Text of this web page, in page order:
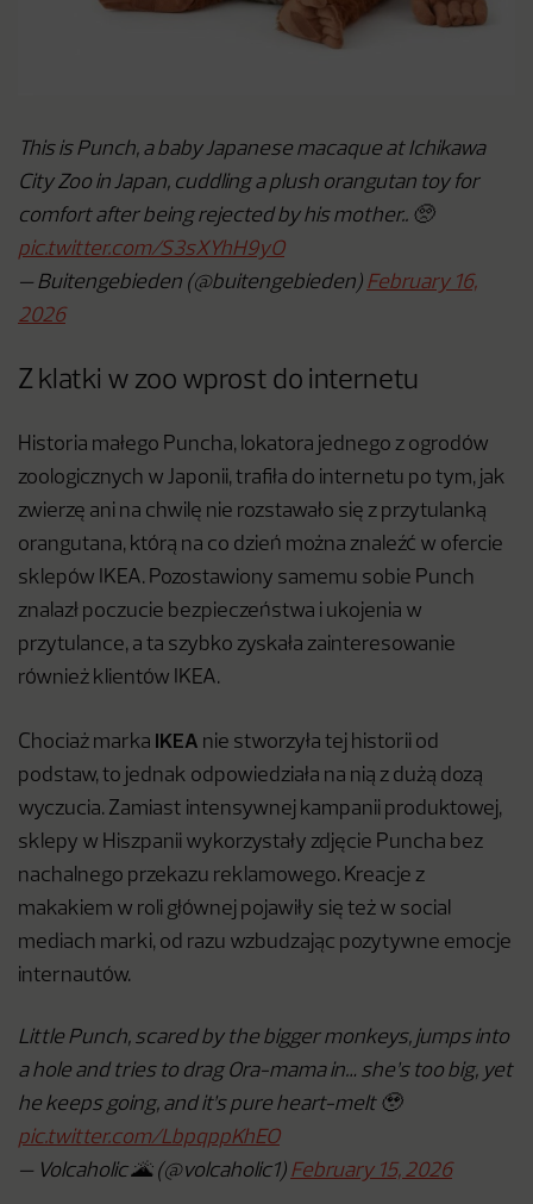
This is Punch, a baby Japanese macaque at Ichikawa
City Zoo in Japan, cuddling a plush orangutan toy for
comfort after being rejected by his mother.. 🥺
pic.twitter.com/S3sXYhH9yO
— Buitengebieden (@buitengebieden) February 16,
2026
Z klatki w zoo wprost do internetu
Historia małego Puncha, lokatora jednego z ogrodów
zoologicznych w Japonii, trafiła do internetu po tym, jak
zwierzę ani na chwilę nie rozstawało się z przytulanką
orangutana, którą na co dzień można znaleźć w ofercie
sklepów IKEA. Pozostawiony samemu sobie Punch
znalazł poczucie bezpieczeństwa i ukojenia w
przytulance, a ta szybko zyskała zainteresowanie
również klientów IKEA.
Chociaż marka IKEA nie stworzyła tej historii od
podstaw, to jednak odpowiedziała na nią z dużą dozą
wyczucia. Zamiast intensywnej kampanii produktowej,
sklepy w Hiszpanii wykorzystały zdjęcie Puncha bez
nachalnego przekazu reklamowego. Kreacje z
makakiem w roli głównej pojawiły się też w social
mediach marki, od razu wzbudzając pozytywne emocje
internautów.
Little Punch, scared by the bigger monkeys, jumps into
a hole and tries to drag Ora-mama in… she’s too big, yet
he keeps going, and it’s pure heart-melt 🥹
pic.twitter.com/LbpqppKhEO
— Volcaholic 🌋 (@volcaholic1) February 15, 2026